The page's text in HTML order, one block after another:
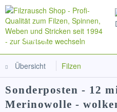
Menü
Übersicht Filzen
Sonderposten - 12
Merinowolle -